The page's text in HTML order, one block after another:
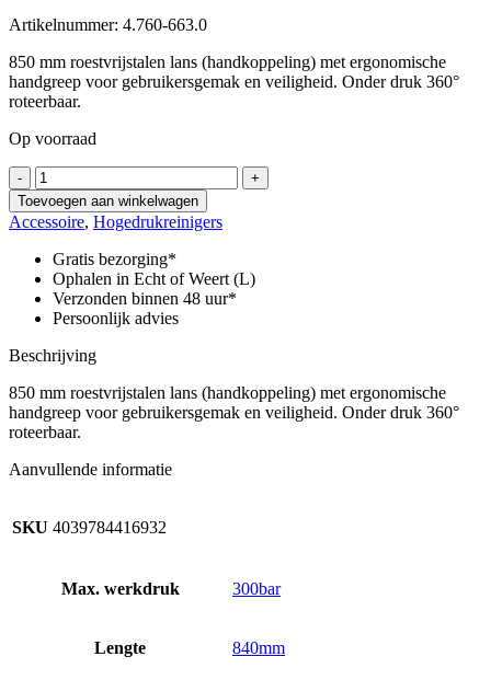
Artikelnummer: 4.760-663.0
850 mm roestvrijstalen lans (handkoppeling) met ergonomische
handgreep voor gebruikersgemak en veiligheid. Onder druk 360°
roteerbaar.
Op voorraad
-
Spuitlans,
840
mm,
draaibaar
aantal
+
Toevoegen aan winkelwagen
Accessoire, Hogedrukreinigers
Gratis bezorging*
Ophalen in Echt of Weert (L)
Verzonden binnen 48 uur*
Persoonlijk advies
Beschrijving
850 mm roestvrijstalen lans (handkoppeling) met ergonomische
handgreep voor gebruikersgemak en veiligheid. Onder druk 360°
roteerbaar.
Aanvullende informatie
SKU 4039784416932
Max. werkdruk 300bar
Lengte 840mm